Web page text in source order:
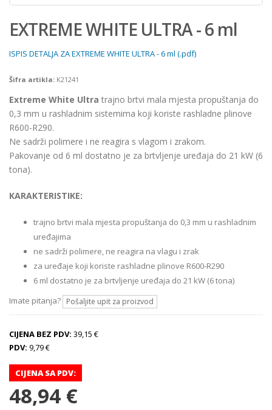
EXTREME WHITE ULTRA - 6 ml
ISPIS DETALJA ZA EXTREME WHITE ULTRA - 6 ml (.pdf)
Šifra artikla: K21241
Extreme White Ultra trajno brtvi mala mjesta propuštanja do
0,3 mm u rashladnim sistemima koji koriste rashladne plinove
R600-R290.
Ne sadrži polimere i ne reagira s vlagom i zrakom.
Pakovanje od 6 ml dostatno je za brtvljenje uređaja do 21 kW (6
tona).
KARAKTERISTIKE:
trajno brtvi mala mjesta propuštanja do 0,3 mm u rashladnim
uređajima
ne sadrži polimere, ne reagira na vlagu i zrak
za uređaje koji koriste rashladne plinove R600-R290
6 ml dostatno je za brtvljenje uređaja do 21 kW (6 tona)
Imate pitanja? Pošaljite upit za proizvod
CIJENA BEZ PDV: 39,15 €
PDV: 9,79 €
CIJENA SA PDV:
48,94 €